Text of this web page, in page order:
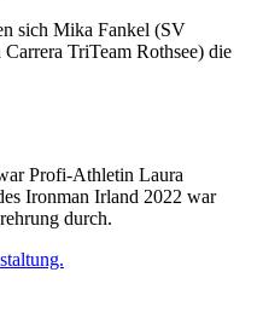
sich Mika Fankel (SV
TriTeam Rothsee) die
Profi-Athletin Laura
Ironman Irland 2022 war
durch.